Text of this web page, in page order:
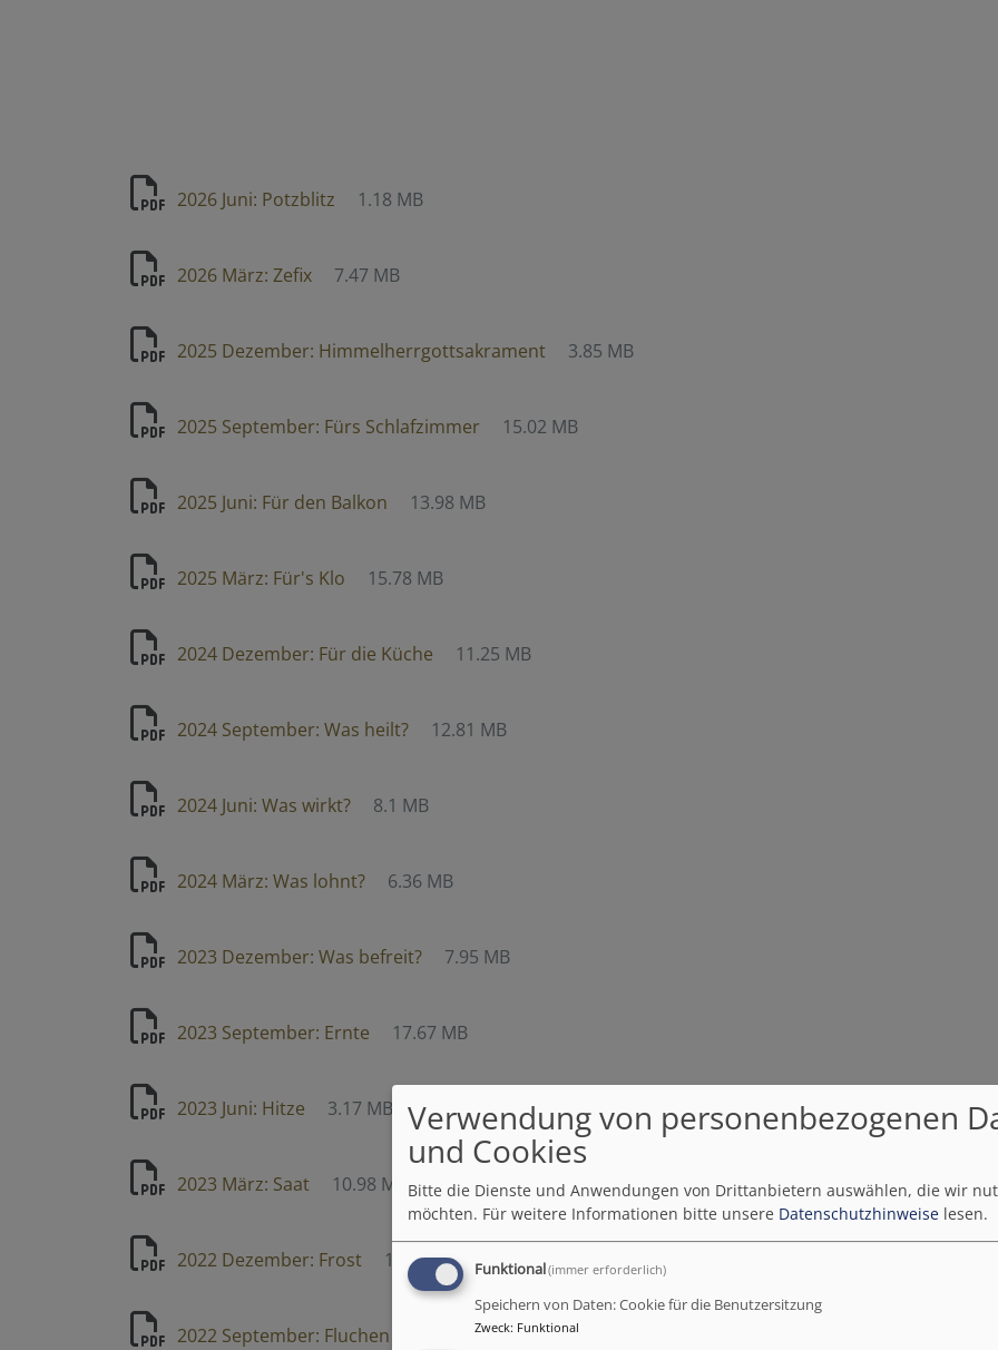
2026 Juni: Potzblitz 1.18 MB
2026 März: Zefix 7.47 MB
2025 Dezember: Himmelherrgottsakrament 3.85 MB
2025 September: Fürs Schlafzimmer 15.02 MB
2025 Juni: Für den Balkon 13.98 MB
2025 März: Für's Klo 15.78 MB
2024 Dezember: Für die Küche 11.25 MB
2024 September: Was heilt? 12.81 MB
2024 Juni: Was wirkt? 8.1 MB
2024 März: Was lohnt? 6.36 MB
2023 Dezember: Was befreit? 7.95 MB
2023 September: Ernte 17.67 MB
2023 Juni: Hitze 3.17 MB
2023 März: Saat 10.98 MB
2022 Dezember: Frost 1.11 MB
2022 September: Fluchen 12.18 MB
Verwendung von personenbezogenen
und Cookies
Bitte die Dienste und Anwendungen von Drittanbietern auswählen, die wir
möchten. Für weitere Informationen bitte unsere Datenschutzhinweise lesen.
Funktional(immer erforderlich)
Speichern von Daten: Cookie für die Benutzersitzung
Zweck: Funktional